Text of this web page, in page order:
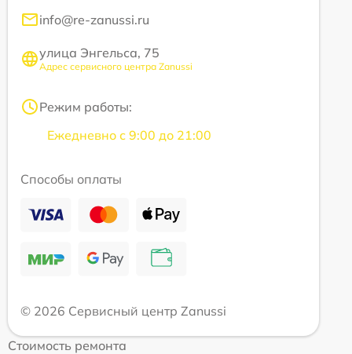
info@re-zanussi.ru
улица Энгельса, 75
Адрес сервисного центра Zanussi
Режим работы:
Ежедневно с 9:00 до 21:00
Способы оплаты
© 2026 Сервисный центр Zanussi
Стоимость ремонта